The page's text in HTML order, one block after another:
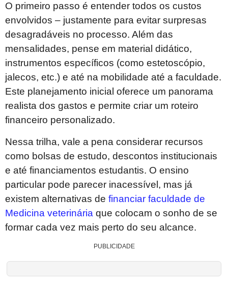
O primeiro passo é entender todos os custos
envolvidos – justamente para evitar surpresas
desagradáveis no processo. Além das
mensalidades, pense em material didático,
instrumentos específicos (como estetoscópio,
jalecos, etc.) e até na mobilidade até a faculdade.
Este planejamento inicial oferece um panorama
realista dos gastos e permite criar um roteiro
financeiro personalizado.
Nessa trilha, vale a pena considerar recursos
como bolsas de estudo, descontos institucionais
e até financiamentos estudantis. O ensino
particular pode parecer inacessível, mas já
existem alternativas de financiar faculdade de
Medicina veterinária que colocam o sonho de se
formar cada vez mais perto do seu alcance.
PUBLICIDADE